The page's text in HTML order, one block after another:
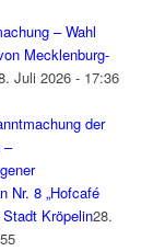
– Wahl
Mecklenburg-
Juli 2026 - 17:36
der
–
Nr. 8 „Hofcafé
Kröpelin28.